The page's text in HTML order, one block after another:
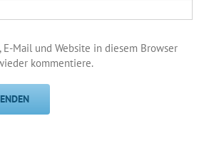
E-Mail und Website in diesem Browser
kommentiere.